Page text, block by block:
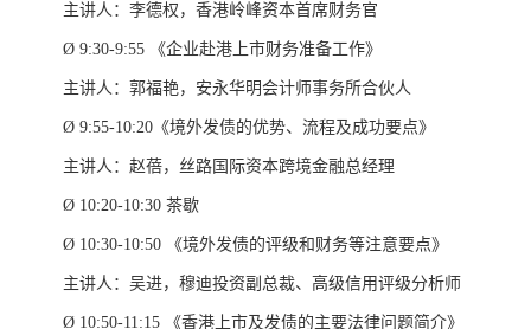
主讲人：李德权，香港岭峰资本首席财务官
Ø 9:30-9:55 《企业赴港上市财务准备工作》
主讲人：郭福艳，安永华明会计师事务所合伙人
Ø 9:55-10:20《境外发债的优势、流程及成功要点》
主讲人：赵蓓，丝路国际资本跨境金融总经理
Ø 10:20-10:30 茶歇
Ø 10:30-10:50 《境外发债的评级和财务等注意要点》
主讲人：吴进，穆迪投资副总裁、高级信用评级分析师
Ø 10:50-11:15 《香港上市及发债的主要法律问题简介》